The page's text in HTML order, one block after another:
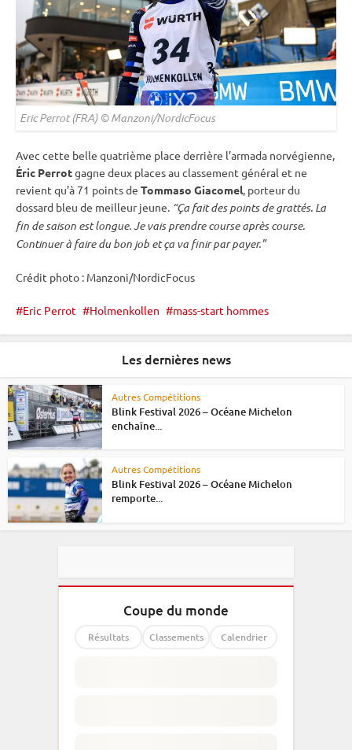
Eric Perrot (FRA) © Manzoni/NordicFocus
Avec cette belle quatrième place derrière l’armada norvégienne,
Éric Perrotgagne deux places au classement général et ne
revient qu’à 71 points de Tommaso Giacomel, porteur du
dossard bleu de meilleur jeune. “Ça fait des points de grattés. La
fin de saison est longue. Je vais prendre course après course.
Continuer à faire du bon job et ça va finir par payer.”
Crédit photo : Manzoni/NordicFocus
Eric Perrot Holmenkollen mass-start hommes
Les dernières news
Autres Compétitions
Blink Festival 2026 – Océane Michelon
enchaîne...
Autres Compétitions
Blink Festival 2026 – Océane Michelon
remporte...
Coupe du monde
Résultats Classements Calendrier